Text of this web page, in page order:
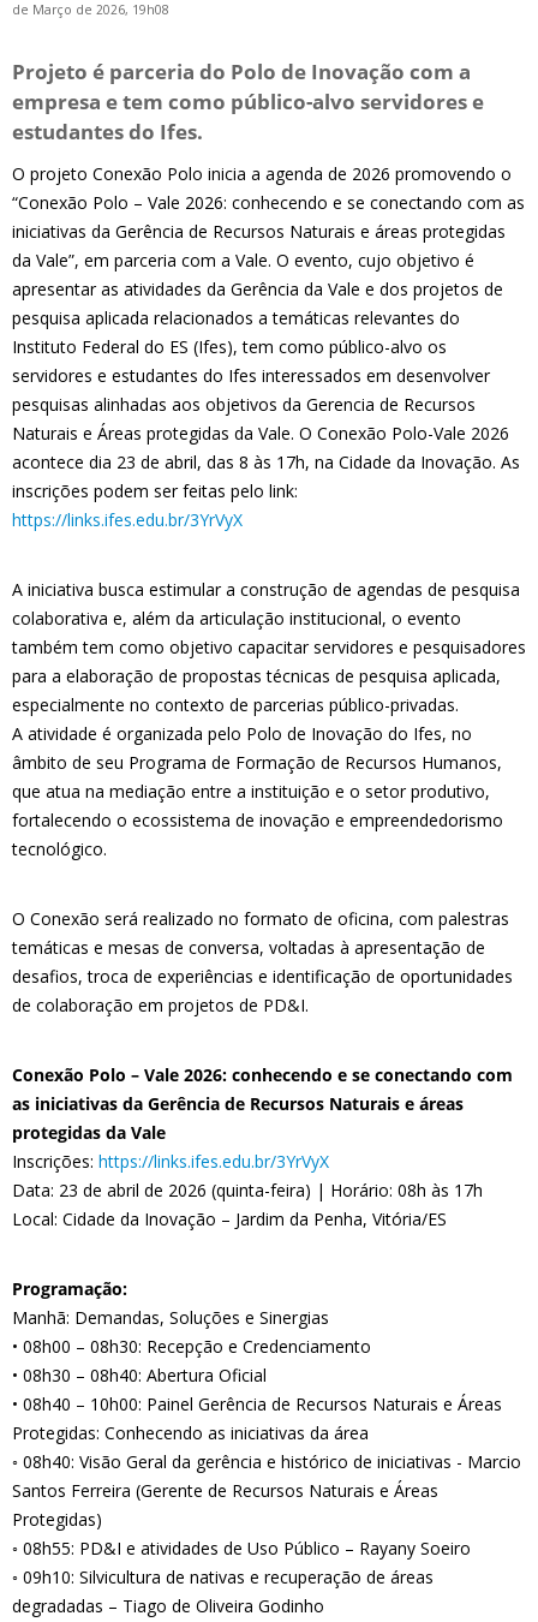
de Março de 2026, 19h08
Projeto é parceria do Polo de Inovação com a
empresa e tem como público-alvo servidores e
estudantes do Ifes.
O projeto Conexão Polo inicia a agenda de 2026 promovendo o
“Conexão Polo – Vale 2026: conhecendo e se conectando com as
iniciativas da Gerência de Recursos Naturais e áreas protegidas
da Vale”, em parceria com a Vale. O evento, cujo objetivo é
apresentar as atividades da Gerência da Vale e dos projetos de
pesquisa aplicada relacionados a temáticas relevantes do
Instituto Federal do ES (Ifes), tem como público-alvo os
servidores e estudantes do Ifes interessados em desenvolver
pesquisas alinhadas aos objetivos da Gerencia de Recursos
Naturais e Áreas protegidas da Vale. O Conexão Polo-Vale 2026
acontece dia 23 de abril, das 8 às 17h, na Cidade da Inovação. As
inscrições podem ser feitas pelo link:
https://links.ifes.edu.br/3YrVyX
A iniciativa busca estimular a construção de agendas de pesquisa
colaborativa e, além da articulação institucional, o evento
também tem como objetivo capacitar servidores e pesquisadores
para a elaboração de propostas técnicas de pesquisa aplicada,
especialmente no contexto de parcerias público-privadas.
A atividade é organizada pelo Polo de Inovação do Ifes, no
âmbito de seu Programa de Formação de Recursos Humanos,
que atua na mediação entre a instituição e o setor produtivo,
fortalecendo o ecossistema de inovação e empreendedorismo
tecnológico.
O Conexão será realizado no formato de oficina, com palestras
temáticas e mesas de conversa, voltadas à apresentação de
desafios, troca de experiências e identificação de oportunidades
de colaboração em projetos de PD&I.
Conexão Polo – Vale 2026: conhecendo e se conectando com
as iniciativas da Gerência de Recursos Naturais e áreas
protegidas da Vale
Inscrições: https://links.ifes.edu.br/3YrVyX
Data: 23 de abril de 2026 (quinta-feira) | Horário: 08h às 17h
Local: Cidade da Inovação – Jardim da Penha, Vitória/ES
Programação:
Manhã: Demandas, Soluções e Sinergias
• 08h00 – 08h30: Recepção e Credenciamento
• 08h30 – 08h40: Abertura Oficial
• 08h40 – 10h00: Painel Gerência de Recursos Naturais e Áreas
Protegidas: Conhecendo as iniciativas da área
◦ 08h40: Visão Geral da gerência e histórico de iniciativas - Marcio
Santos Ferreira (Gerente de Recursos Naturais e Áreas
Protegidas)
◦ 08h55: PD&I e atividades de Uso Público – Rayany Soeiro
◦ 09h10: Silvicultura de nativas e recuperação de áreas
degradadas – Tiago de Oliveira Godinho